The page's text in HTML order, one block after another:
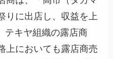
りに出店し、収益を上
テキヤ組織の露店商
上においても露店商売